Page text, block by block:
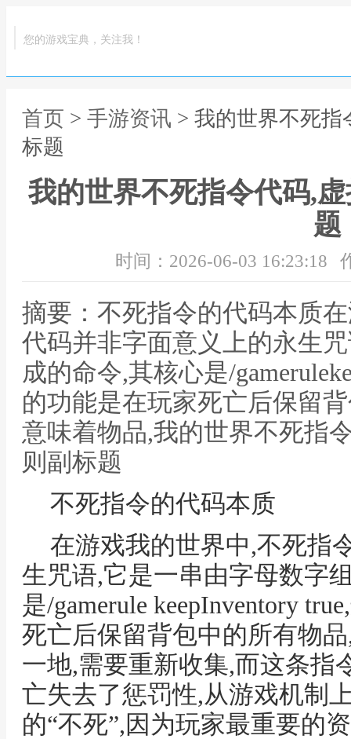
您的游戏宝典，关注我！
首页 > 手游资讯 > 我的世界不死
标题
我的世界不死指令代码,
题
时间：2026-06-03 16:23:18
摘要：不死指令的代码本质
代码并非字面意义上的永生
成的命令,其核心是/
的功能是在玩家死亡后保留
意味着物品,我的世界不死指
则副标题
不死指令的代码本质
在游戏我的世界中,不死指
生咒语,它是一串由字母数字
是/gamerule keepInventory
死亡后保留背包中的所有物
一地,需要重新收集,而这条指
亡失去了惩罚性,从游戏机制
的“不死”,因为玩家最重要的